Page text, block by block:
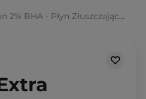
z 2% Kwasem Salicylowym - 118ml